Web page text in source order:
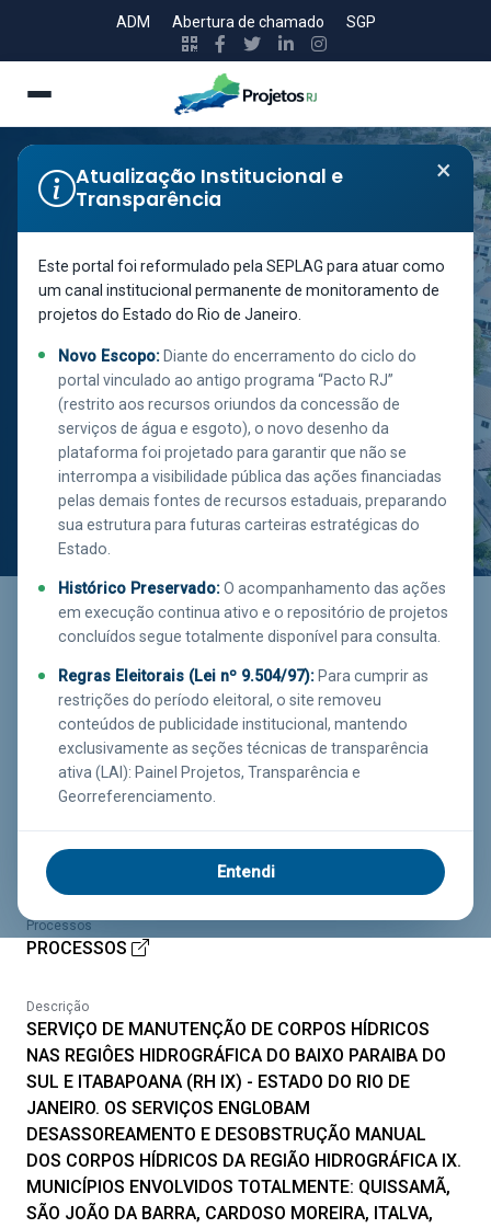
ADM Abertura de chamado SGP
×
Atualização Institucional e
Transparência
Este portal foi reformulado pela SEPLAG para atuar como
um canal institucional permanente de monitoramento de
projetos do Estado do Rio de Janeiro.
Novo Escopo:Diante do encerramento do ciclo do
portal vinculado ao antigo programa “Pacto RJ”
(restrito aos recursos oriundos da concessão de
serviços de água e esgoto), o novo desenho da
plataforma foi projetado para garantir que não se
interrompa a visibilidade pública das ações financiadas
pelas demais fontes de recursos estaduais, preparando
sua estrutura para futuras carteiras estratégicas do
Estado.
Histórico Preservado:O acompanhamento das ações
em execução continua ativo e o repositório de projetos
concluídos segue totalmente disponível para consulta.
Regras Eleitorais (Lei nº 9.504/97):Para cumprir as
restrições do período eleitoral, o site removeu
conteúdos de publicidade institucional, mantendo
exclusivamente as seções técnicas de transparência
ativa (LAI): Painel Projetos, Transparência e
Georreferenciamento.
Entendi
LIMPA RIO
BAIXO PARAÍBA
DO SUL E
ITABAPOANA
(RH IX)
clicando aqui!
Investimento
R$
206.282.701,47
GESTÃO
AMBIENTAL
Estágio
EM EXECUÇÃO
Município
CAMBUCI
Percentual Liquidado
79.57% EXECUTORAS
Processos
PROCESSOS
Descrição
SERVIÇO DE MANUTENÇÃO DE CORPOS HÍDRICOS
NAS REGIÔES HIDROGRÁFICA DO BAIXO PARAIBA DO
SUL E ITABAPOANA (RH IX) - ESTADO DO RIO DE
JANEIRO. OS SERVIÇOS ENGLOBAM
DESASSOREAMENTO E DESOBSTRUÇÃO MANUAL
DOS CORPOS HÍDRICOS DA REGIÃO HIDROGRÁFICA IX.
MUNICÍPIOS ENVOLVIDOS TOTALMENTE: QUISSAMÃ,
SÃO JOÃO DA BARRA, CARDOSO MOREIRA, ITALVA,